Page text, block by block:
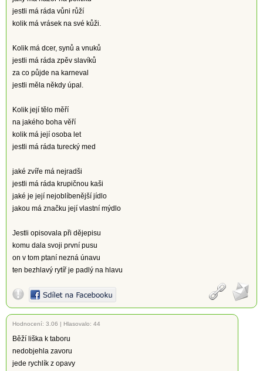
jestli má ráda vůni růží
kolik má vrásek na své kůži.
Kolik má dcer, synů a vnuků
jestli má ráda zpěv slavíků
za co půjde na karneval
jestli měla někdy úpal.
Kolik její tělo měří
na jakého boha věří
kolik má její osoba let
jestli má ráda turecký med
jaké zvíře má nejradši
jestli má ráda krupičnou kaši
jaké je její nejoblíbenější jídlo
jakou má značku její vlastní mýdlo
Jestli opisovala při dějepisu
komu dala svoji první pusu
on v tom ptaní nezná únavu
ten bezhlavý rytíř je padlý na hlavu
Hodnocení: 3.06 | Hlasovalo: 44
Běží liška k taboru
nedobjehla zavoru
jede rychlík z opavy